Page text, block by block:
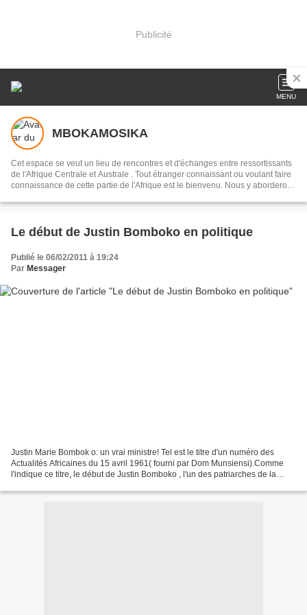
Publicité
MENU
MBOKAMOSIKA
Cet espace se veut un lieu de rencontres et d'échanges entre ressortissants
de l'Afrique Centrale et Australe . Tout étranger connaissant ou voulant faire
connaissance de cette partie de l'Afrique est le bienvenu. Nous y aborderons
interlocuteurs . Notre devise:réduire la distance qui nous sépare du
musique dans toute sa diversité
Le début de Justin Bomboko en politique
Publié le 06/02/2011 à 19:24
Par Messager
Justin Marie Bombok o: un vrai ministre! Tel est le titre d'un numéro des
Actualités Africaines du 15 avril 1961( fourni par Dom Munsiensi).Comme
l'indique ce titre, le début de Justin Bomboko , l'un des patriarches de la